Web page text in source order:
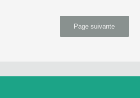
Page suivante